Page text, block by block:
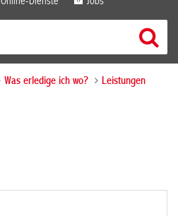
Was erledige ich wo? Leistungen